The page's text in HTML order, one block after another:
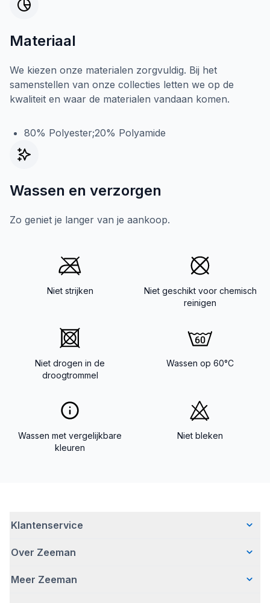
Materiaal
We kiezen onze materialen zorgvuldig. Bij het
samenstellen van onze collecties letten we op de
kwaliteit en waar de materialen vandaan komen.
80% Polyester;20% Polyamide
Wassen en verzorgen
Zo geniet je langer van je aankoop.
Niet strijken
Niet geschikt voor chemisch
reinigen
Niet drogen in de
droogtrommel
Wassen op 60°C
Wassen met vergelijkbare
kleuren
Niet bleken
Klantenservice
Veelgestelde vragen
Bezorgen
Over Zeeman
Wie wij zijn
Meer Zeeman